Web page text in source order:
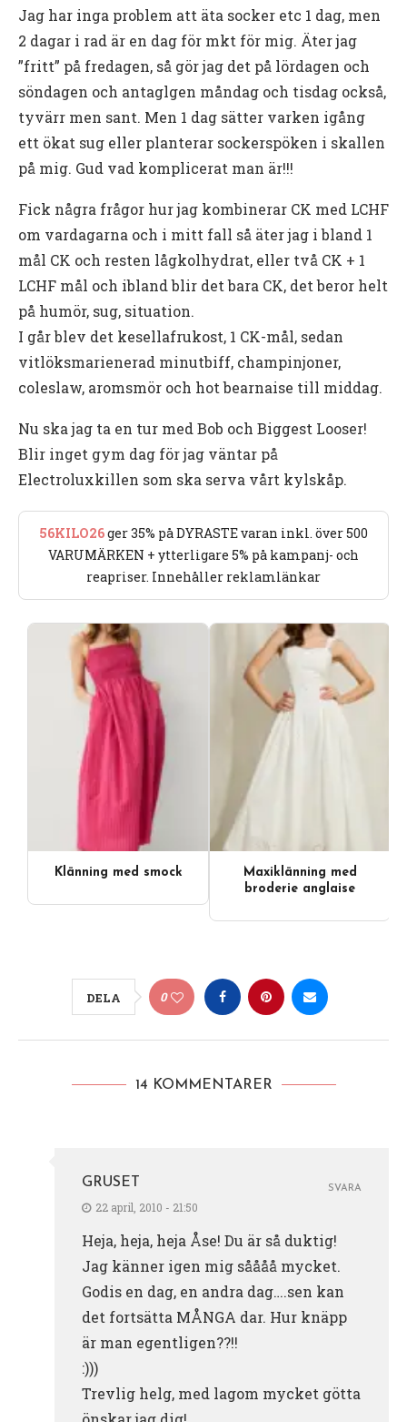
Jag har inga problem att äta socker etc 1 dag, men
2 dagar i rad är en dag för mkt för mig. Äter jag
”fritt” på fredagen, så gör jag det på lördagen och
söndagen och antaglgen måndag och tisdag också,
tyvärr men sant. Men 1 dag sätter varken igång
ett ökat sug eller planterar sockerspöken i skallen
på mig. Gud vad komplicerat man är!!!
Fick några frågor hur jag kombinerar CK med LCHF
om vardagarna och i mitt fall så äter jag i bland 1
mål CK och resten lågkolhydrat, eller två CK + 1
LCHF mål och ibland blir det bara CK, det beror helt
på humör, sug, situation.
I går blev det kesellafrukost, 1 CK-mål, sedan
vitlöksmarienerad minutbiff, champinjoner,
coleslaw, aromsmör och hot bearnaise till middag.
Nu ska jag ta en tur med Bob och Biggest Looser!
Blir inget gym dag för jag väntar på
Electroluxkillen som ska serva vårt kylskåp.
56KILO26ger 35% på DYRASTE varan inkl. över 500
VARUMÄRKEN + ytterligare 5% på kampanj- och
reapriser. Innehåller reklamlänkar
Videoinnehåll
Klänning med smock
Maxiklänning med
broderie anglaise
DELA 0
14 KOMMENTARER
GRUSET
22 april, 2010 - 21:50
Heja, heja, heja Åse! Du är så duktig!
Jag känner igen mig såååå mycket.
Godis en dag, en andra dag….sen kan
det fortsätta MÅNGA dar. Hur knäpp
är man egentligen??!!
:)))
Trevlig helg, med lagom mycket götta
SVARA